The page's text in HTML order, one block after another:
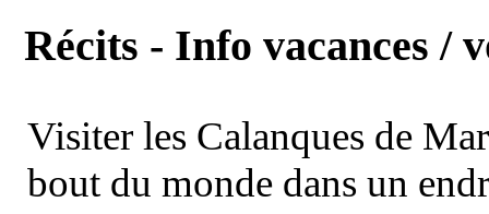
Récits - Info vacances /
Visiter les Calanques de
bout du monde dans un